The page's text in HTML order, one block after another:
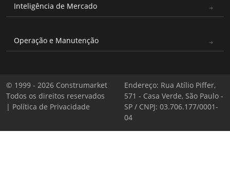
Inteligência de Mercado
Operação e Manutenção
© 1999 - 2026 Construmarket
Todos os direitos reservados
| Política de Privacidade
Endereço: Rua Atílio Piffer,
571 - Casa Verde, São Paulo -
SP / CNPJ: 03.706.177/0001-
04